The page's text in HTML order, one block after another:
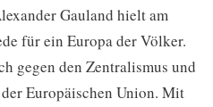
Gauland hielt am
für ein Europa der Völker.
gegen den Zentralismus und
Europäischen Union. Mit